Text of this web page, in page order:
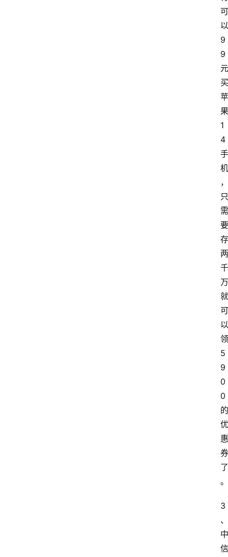
可
以
9
9
元
买
苹
果
1
4
手
机
，
只
需
要
存
两
千
万
就
可
以
领
5
9
0
0
的
优
惠
券
了
。
3
、
中
信